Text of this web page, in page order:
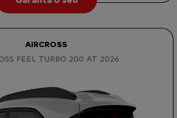
AIRCROSS
FEEL TURBO 200 AT 2026